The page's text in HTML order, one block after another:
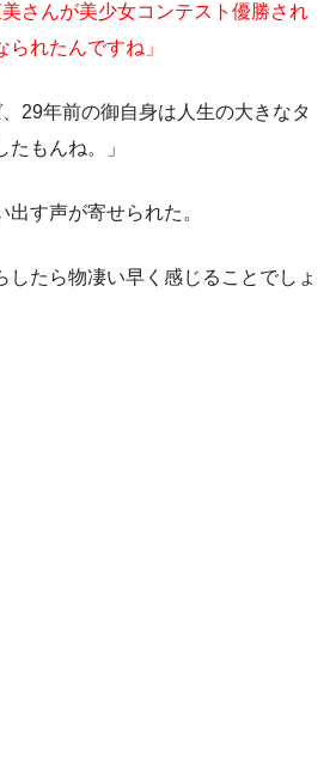
美さんが美少女コンテスト優勝され
れたんですね」
、29年前の御自身は人生の大きなタ
もんね。」
す声が寄せられた。
したら物凄い早く感じることでしょ